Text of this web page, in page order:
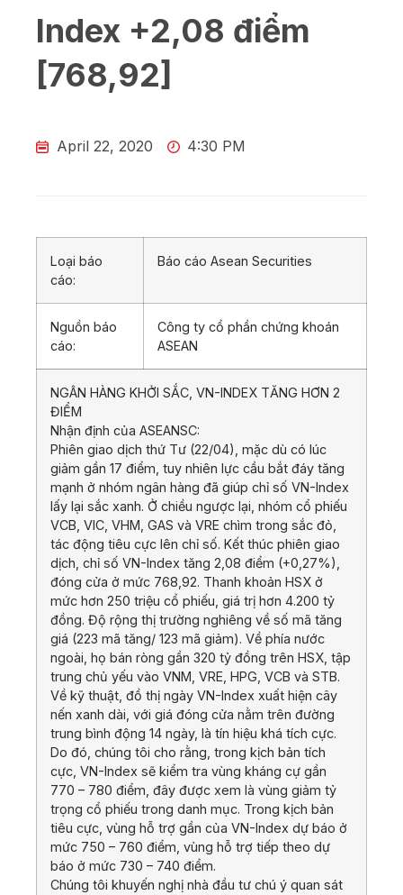
Index +2,08 điểm
[768,92]
April 22, 2020 4:30 PM
Loại báo
cáo:
Báo cáo Asean Securities
Nguồn báo
cáo:
Công ty cổ phần chứng khoán
ASEAN
NGÂN HÀNG KHỞI SẮC, VN-INDEX TĂNG HƠN 2
ĐIỂM
Nhận định của ASEANSC:
Phiên giao dịch thứ Tư (22/04), mặc dù có lúc
giảm gần 17 điểm, tuy nhiên lực cầu bắt đáy tăng
mạnh ở nhóm ngân hàng đã giúp chỉ số VN-Index
lấy lại sắc xanh. Ở chiều ngược lại, nhóm cổ phiếu
VCB, VIC, VHM, GAS và VRE chìm trong sắc đỏ,
tác động tiêu cực lên chỉ số. Kết thúc phiên giao
dịch, chỉ số VN-Index tăng 2,08 điểm (+0,27%),
đóng cửa ở mức 768,92. Thanh khoản HSX ở
mức hơn 250 triệu cổ phiếu, giá trị hơn 4.200 tỷ
đồng. Độ rộng thị trường nghiêng về số mã tăng
giá (223 mã tăng/ 123 mã giảm). Về phía nước
ngoài, họ bán ròng gần 320 tỷ đồng trên HSX, tập
trung chủ yếu vào VNM, VRE, HPG, VCB và STB.
Về kỹ thuật, đồ thị ngày VN-Index xuất hiện cây
nến xanh dài, với giá đóng cửa nằm trên đường
trung bình động 14 ngày, là tín hiệu khá tích cực.
Do đó, chúng tôi cho rằng, trong kịch bản tích
cực, VN-Index sẽ kiểm tra vùng kháng cự gần
770 – 780 điểm, đây được xem là vùng giảm tỷ
trọng cổ phiếu trong danh mục. Trong kịch bản
tiêu cực, vùng hỗ trợ gần của VN-Index dự báo ở
mức 750 – 760 điểm, vùng hỗ trợ tiếp theo dự
báo ở mức 730 – 740 điểm.
Chúng tôi khuyến nghị nhà đầu tư chú ý quan sát